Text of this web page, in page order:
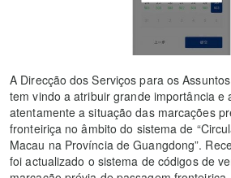
A Direcção dos Serviços para os
tem vindo a atribuir grande importância e
atentamente a situação das marcações
fronteiriça no âmbito do sistema de
Macau na Província de Guangdong”.
foi actualizado o sistema de códigos de